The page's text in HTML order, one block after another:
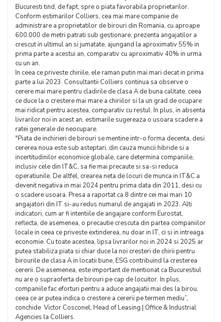
Bucuresti tind, de fapt, spre o piata favorabila proprietarilor.
Conform estimarilor Colliers, cea mai mare companie de
administrare a proprietatilor de birouri din Romania, cu aproape
600.000 de metri patrati sub gestionare, prezenta angajatilor a
crescut in ultimul an si jumatate, ajungand la aproximativ 55% in
prima parte a acestui an, comparativ cu aproximativ 40% in urma
cu un an.
In ceea ce priveste chiriile, ele raman putin mai mari decat in prima
parte a lui 2023. Consultantii Colliers continua sa observe o
cerere mai mare pentru cladirile de clasa A de buna calitate, ceea
ce duce la o crestere mai mare a chiriilor si la un grad de ocupare
mai ridicat pentru acestea, comparativ cu restul. In plus, in absenta
livrarilor noi in acest an, estimarile sugereaza o usoara scadere a
ratei generale de neocupare.
"Piata de inchirieri de birouri se mentine intr-o forma decenta, desi
cererea noua este sub asteptari, din cauza muncii hibride si a
incertitudinilor economice globale, care determina companiile,
inclusiv cele din IT&C, sa fie mai precaute si sa-si reduca
operatiunile. De altfel, crearea neta de locuri de munca in IT&C a
devenit negativa in mai 2024 pentru prima data din 2011, desi cu
o scadere usoara. Presa a raportat ca 8 dintre cei mai mari 10
angajatori din IT si-au redus numarul de angajati in 2023. Alti
indicatori, cum ar fi intentiile de angajare conform Eurostat,
reflecta, de asemenea, o precautie crescuta din partea companiilor
locale in ceea ce priveste extinderea, nu doar in IT, ci si in intreaga
economie. Cu toate acestea, lipsa livrarilor noi in 2024 si 2025 ar
putea stabiliza piata si chiar duce la noi cresteri de chirii pentru
birourile de clasa A in locatii bune, ESG contribuind la cresterea
cererii. De asemenea, este important de mentionat ca Bucurestiul
nu are o supraoferta de birouri pe cap de locuitor. In plus,
companiile fac eforturi pentru a aduce angajatii mai des la birou,
ceea ce ar putea indica o crestere a cererii pe termen mediu”,
conchide Victor Cosconel, Head of Leasing | Office & Industrial
Agencies la Colliers.